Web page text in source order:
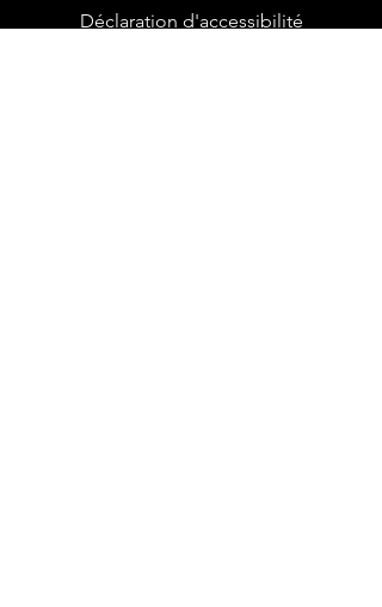
Déclaration d'accessibilité